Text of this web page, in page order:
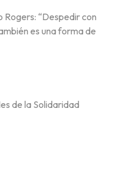
Rogers: “Despedir con
es una forma de
de la Solidaridad